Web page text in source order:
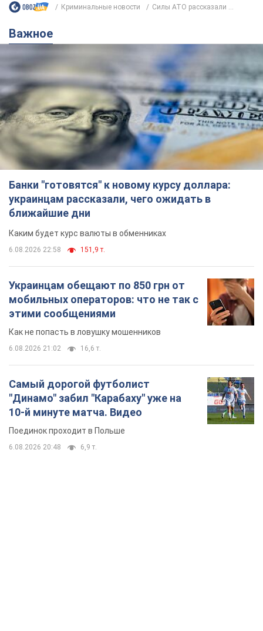
украинцам рассказали, чего ожидать в
ближайшие дни
Каким будет курс валюты в обменниках
6.08.2026 22:58 151,9 т.
Украинцам обещают по 850 грн от
мобильных операторов: что не так с
этими сообщениями
Как не попасть в ловушку мошенников
6.08.2026 21:02 16,6 т.
Самый дорогой футболист
"Динамо" забил "Карабаху" уже на
10-й минуте матча. Видео
Поединок проходит в Польше
6.08.2026 20:48 6,9 т.